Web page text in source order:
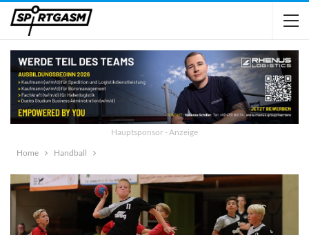
Hauptsponsor - Anzeige
Home
Handball